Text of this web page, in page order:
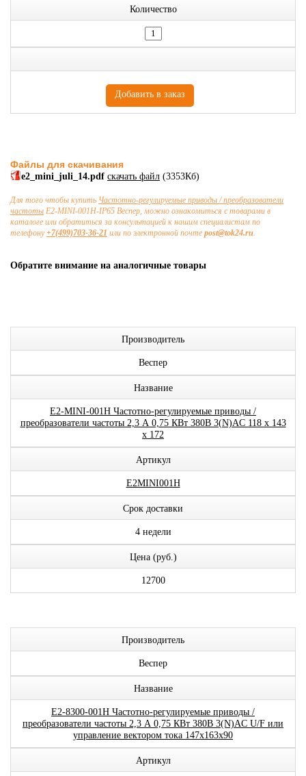
Количество
Файлы для скачивания
e2_mini_juli_14.pdf скачать файл (3353Кб)
Для того чтобы купить Частотно-регулируемые приводы / преобразователи
частоты E2-MINI-001H-IP65 Веспер, можно ознакомиться с товарами в
каталоге или обратиться за консультацией к нашим специалистам по
телефону+7(499)703-36-21 или по электронной почте post@tok24.ru.
Обратите внимание на аналогичные товары
Производитель
Веспер
Название
E2-MINI-001H Частотно-регулируемые приводы /
преобразователи частоты 2,3 А 0,75 КВт 380В 3(N)AC 118 х 143
х 172
Артикул
E2MINI001H
Срок доставки
4 недели
Цена (руб.)
12700
Производитель
Веспер
Название
E2-8300-001H Частотно-регулируемые приводы /
преобразователи частоты 2,3 А 0,75 КВт 380В 3(N)AC U/F или
управление вектором тока 147x163x90
Артикул